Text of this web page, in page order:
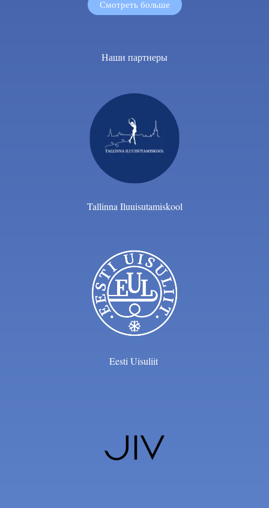
Смотреть больше
Наши партнеры
Tallinna Iluuisutamiskool​
Eesti Uisuliit ​